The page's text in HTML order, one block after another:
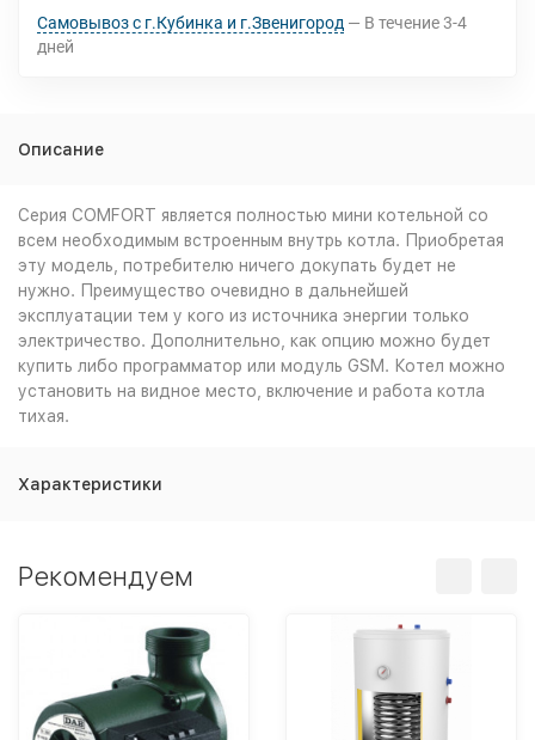
Самовывоз с г.Кубинка и г.Звенигород В течение3-4
дней
Описание
Серия COMFORT является полностью мини котельной со
всем необходимым встроенным внутрь котла. Приобретая
эту модель, потребителю ничего докупать будет не
нужно. Преимущество очевидно в дальнейшей
эксплуатации тем у кого из источника энергии только
электричество. Дополнительно, как опцию можно будет
купить либо программатор или модуль GSM. Котел можно
установить на видное место, включение и работа котла
тихая.
Характеристики
Рекомендуем